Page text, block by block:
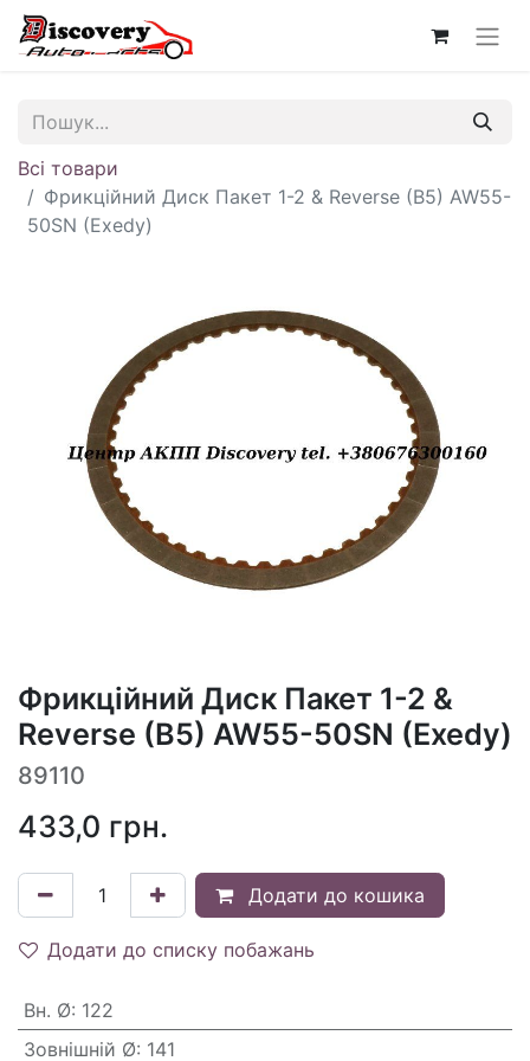
Всі товари
Фрикційний Диск Пакет 1-2 & Reverse (B5) AW55-
50SN (Exedy)
Фрикційний Диск Пакет 1-2 &
Reverse (B5) AW55-50SN (Exedy)
89110
433,0 грн.
Додати до кошика
Додати до списку побажань
Вн. Ø: 122
Зовнішній Ø: 141